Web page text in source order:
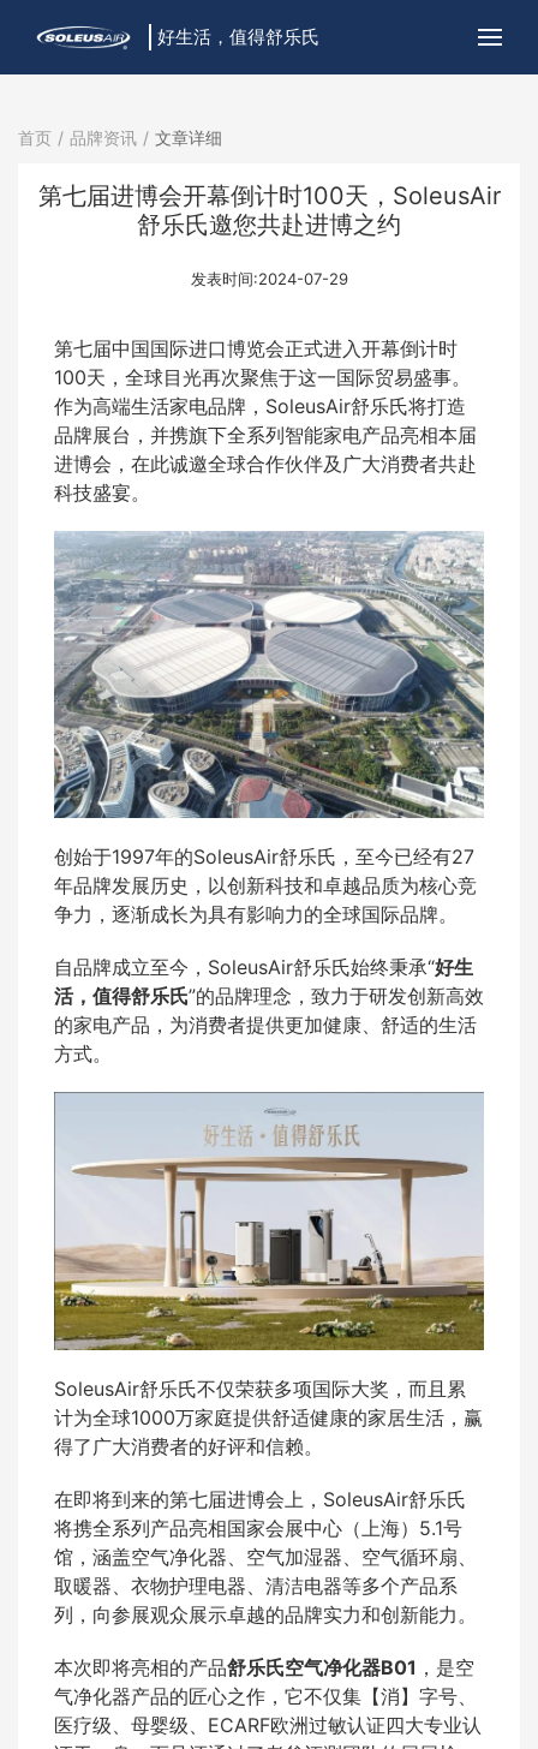
好生活，值得舒乐氏
首页 品牌资讯 文章详细
第七届进博会开幕倒计时100天，SoleusAir
舒乐氏邀您共赴进博之约
发表时间:2024-07-29
第七届中国国际进口博览会正式进入开幕倒计时
100天，全球目光再次聚焦于这一国际贸易盛事。
作为高端生活家电品牌，SoleusAir舒乐氏将打造
品牌展台，并携旗下全系列智能家电产品亮相本届
进博会，在此诚邀全球合作伙伴及广大消费者共赴
科技盛宴。
创始于1997年的SoleusAir舒乐氏，至今已经有27
年品牌发展历史，以创新科技和卓越品质为核心竞
争力，逐渐成长为具有影响力的全球国际品牌。
自品牌成立至今，SoleusAir舒乐氏始终秉承“好生
活，值得舒乐氏”的品牌理念，致力于研发创新高效
的家电产品，为消费者提供更加健康、舒适的生活
方式。
SoleusAir舒乐氏不仅荣获多项国际大奖，而且累
计为全球1000万家庭提供舒适健康的家居生活，赢
得了广大消费者的好评和信赖。
在即将到来的第七届进博会上，SoleusAir舒乐氏
将携全系列产品亮相国家会展中心（上海）5.1号
馆，涵盖空气净化器、空气加湿器、空气循环扇、
取暖器、衣物护理电器、清洁电器等多个产品系
列，向参展观众展示卓越的品牌实力和创新能力。
本次即将亮相的产品舒乐氏空气净化器B01 ，是空
气净化器产品的匠心之作，它不仅集【消】字号、
医疗级、母婴级、ECARF欧洲过敏认证四大专业认